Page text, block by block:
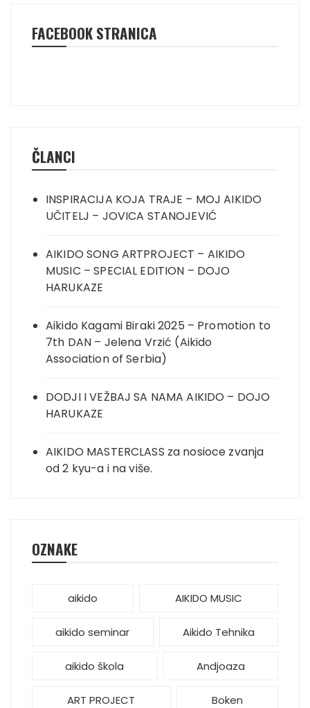
FACEBOOK STRANICA
ČLANCI
INSPIRACIJA KOJA TRAJE – MOJ AIKIDO
UČITELJ – JOVICA STANOJEVIĆ
AIKIDO SONG ARTPROJECT – AIKIDO
MUSIC – SPECIAL EDITION – DOJO
HARUKAZE
Aikido Kagami Biraki 2025 – Promotion to
7th DAN – Jelena Vrzić (Aikido
Association of Serbia)
DODJI I VEŽBAJ SA NAMA AIKIDO – DOJO
HARUKAZE
AIKIDO MASTERCLASS za nosioce zvanja
od 2 kyu-a i na više.
OZNAKE
aikido AIKIDO MUSIC
aikido seminar Aikido Tehnika
aikido škola Andjoaza
ART PROJECT Boken